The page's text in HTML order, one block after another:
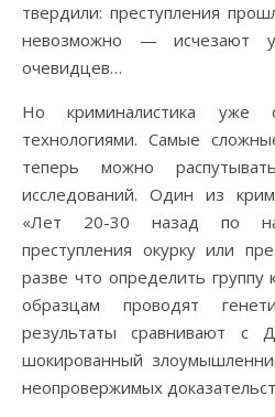
твердили: преступления
невозможно — исчезают
очевидцев…
Но криминалистика уже
технологиями. Самые
теперь можно
исследований. Один из
«Лет 20-30 назад по
преступления окурку или
разве что определить группу
образцам проводят
результаты сравнивают с
шокированный
неопровержимых